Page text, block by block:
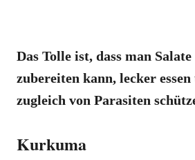
Das Tolle ist, dass man
zubereiten kann, lecker essen
zugleich von Parasiten
Kurkuma